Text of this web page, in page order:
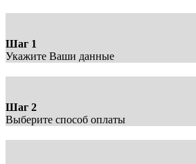
Шаг 1
Укажите Ваши данные
Шаг 2
Выберите способ оплаты